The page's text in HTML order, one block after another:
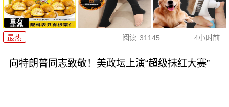
最热 阅读 31145 4小时前
向特朗普同志致敬！美政坛上演“超级抹红大赛”